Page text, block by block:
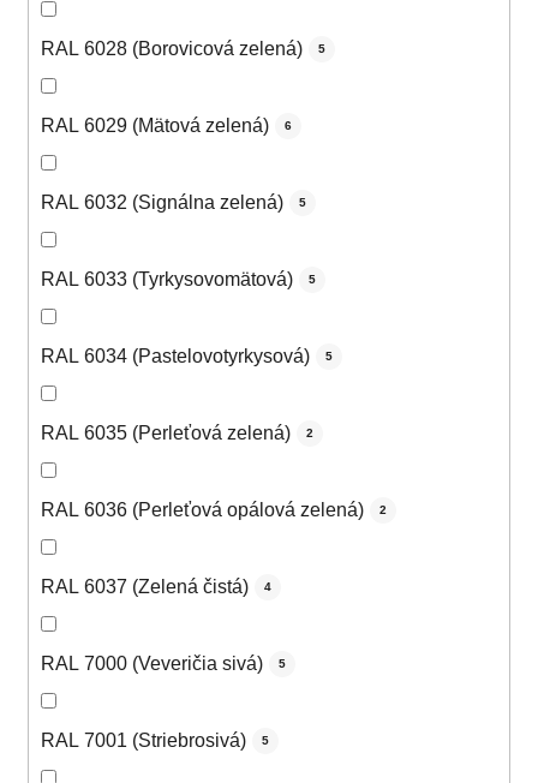
RAL 6028 (Borovicová zelená) 5
RAL 6029 (Mätová zelená) 6
RAL 6032 (Signálna zelená) 5
RAL 6033 (Tyrkysovomätová) 5
RAL 6034 (Pastelovotyrkysová) 5
RAL 6035 (Perleťová zelená) 2
RAL 6036 (Perleťová opálová zelená) 2
RAL 6037 (Zelená čistá) 4
RAL 7000 (Veveričia sivá) 5
RAL 7001 (Striebrosivá) 5